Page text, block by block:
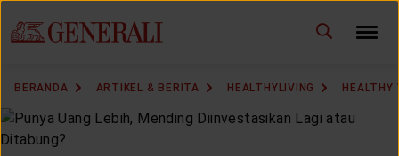
BERANDA ARTIKEL & BERITA HEALTHYLIVING HEALTHY
GANTI BAHASA ID EN